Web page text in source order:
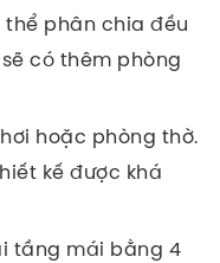
phân chia đều
có thêm phòng
hoặc phòng thờ.
kế được khá
tầng mái bằng 4